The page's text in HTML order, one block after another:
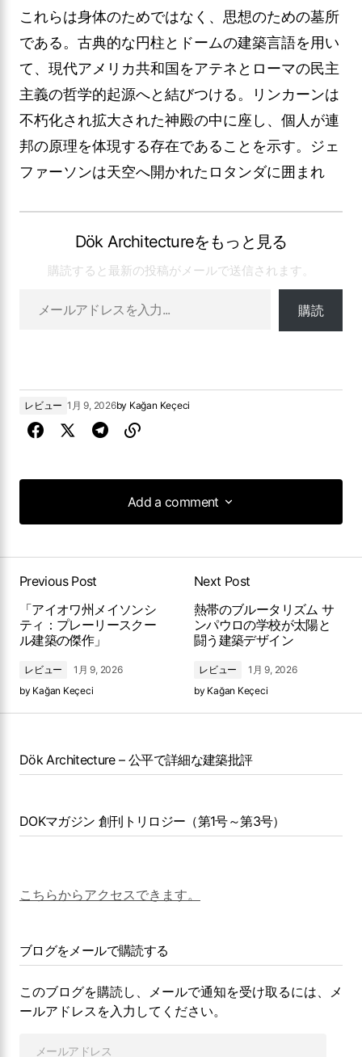
これらは身体のためではなく、思想のための墓所
である。古典的な円柱とドームの建築言語を用い
て、現代アメリカ共和国をアテネとローマの民主
主義の哲学的起源へと結びつける。リンカーンは
不朽化され拡大された神殿の中に座し、個人が連
邦の原理を体現する存在であることを示す。ジェ
ファーソンは天空へ開かれたロタンダに囲まれ
Dök Architectureをもっと見る
購読すると最新の投稿がメールで送信されます。
購読
レビュー 1月 9, 2026by Kağan Keçeci
Add a comment
Add a comment
Previous Post
「アイオワ州メイソンシ
ティ：プレーリースクー
ル建築の傑作」
レビュー
1月 9, 2026
by Kağan Keçeci
Next Post
熱帯のブルータリズム サ
ンパウロの学校が太陽と
闘う建築デザイン
レビュー
1月 9, 2026
by Kağan Keçeci
Dök Architecture – 公平で詳細な建築批評
DOKマガジン 創刊トリロジー（第1号～第3号）
こちらからアクセスできます。
ブログをメールで購読する
このブログを購読し、メールで通知を受け取るには、メ
ールアドレスを入力してください。